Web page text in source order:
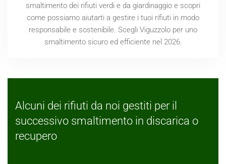
smaltimento dei rifiuti verdi e da giardinaggio e scopri
come possiamo aiutarti a gestire i tuoi rifiuti in modo
responsabile e sostenibile. Scegli Viguzzolo per uno
smaltimento sicuro ed efficiente nel 2026.
Alcuni dei rifiuti da noi gestiti per il
successivo smaltimento in discarica o
recupero